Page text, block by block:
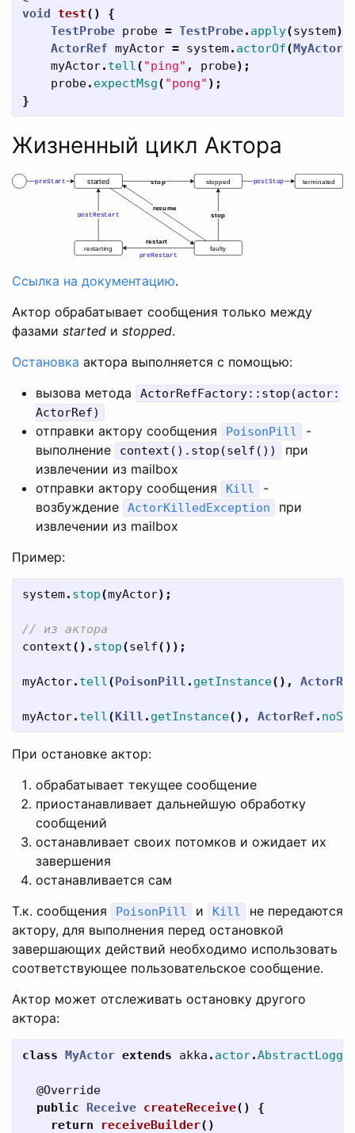
void test()
{
TestProbe probe = TestProbe. apply(system);
ActorRef myActor = system. actorOf(MyActor
myActor. tell( "ping" , probe);
probe. expectMsg( "pong" );
}
Жизненный цикл Актора
Ссылка на документацию.
Актор обрабатывает сообщения только между
фазами started и stopped.
Остановка актора выполняется с помощью:
вызова метода
ActorRefFactory::stop(actor:
ActorRef)
отправки актору сообщения PoisonPill
-
выполнение
context().stop(self())
при
извлечении из mailbox
отправки актору сообщения
Kill
-
возбуждение
ActorKilledException
при
извлечении из mailbox
Пример:
system. stop(myActor);
// из актора
context(). stop(self());
myActor. tell(PoisonPill . getInstance(),
myActor. tell(Kill . getInstance(), ActorRef .
При остановке актор:
обрабатывает текущее сообщение
приостанавливает дальнейшую обработку
сообщений
останавливает своих потомков и ожидает их
завершения
останавливается сам
Т.к. сообщения
PoisonPill и Kill
не передаются
актору, для выполнения перед остановкой
завершающих действий необходимо использовать
соответствующее пользовательское сообщение.
Актор может отслеживать остановку другого
актора:
class MyActor extends akka . actor.
@Override
public
Receive createReceive()
{
return
receiveBuilder()